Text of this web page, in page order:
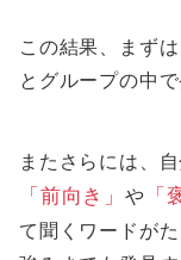
この結果、まず
とグループの中
またさらには、
「前向き」 や 「
て聞くワードが